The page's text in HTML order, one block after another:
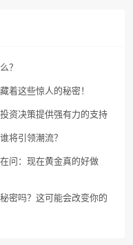
？
着这些惊人的秘密！
资决策提供强有力的支持
将引领潮流？
问：现在黄金真的好做
密吗？这可能会改变你的